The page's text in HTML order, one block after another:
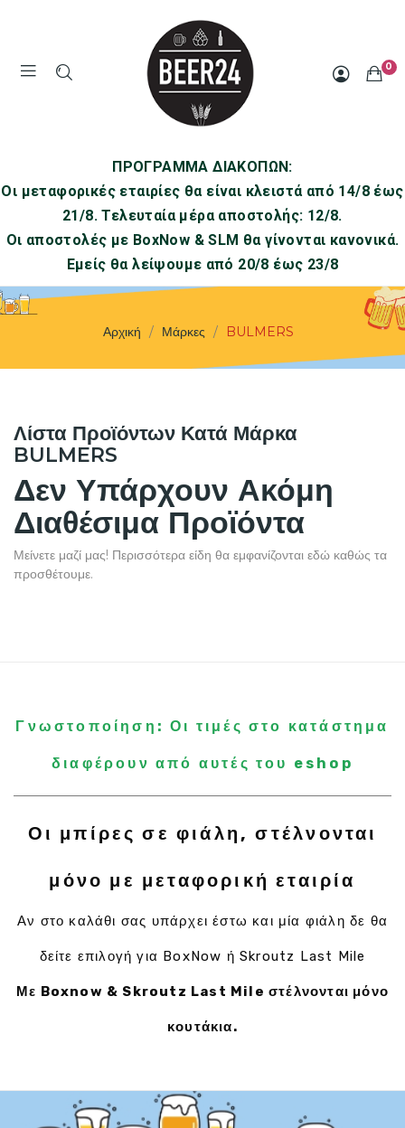
0
ΠΡΟΓΡΑΜΜΑ ΔΙΑΚΟΠΩΝ:
Οι μεταφορικές εταιρίες θα είναι κλειστά από 14/8 έως
21/8. Τελευταία μέρα αποστολής: 12/8.
Οι αποστολές με BoxNow & SLM θα γίνονται κανονικά.
Εμείς θα λείψουμε από 20/8 έως 23/8
Αρχική Μάρκες BULMERS
Λίστα Προϊόντων Κατά Μάρκα
BULMERS
Δεν Υπάρχουν Ακόμη
Διαθέσιμα Προϊόντα
Μείνετε μαζί μας! Περισσότερα είδη θα εμφανίζονται εδώ καθώς τα
προσθέτουμε.
Γνωστοποίηση: Οι τιμές στο κατάστημα
διαφέρουν από αυτές του eshop
Οι μπίρες σε φιάλη, στέλνονται
μόνο με μεταφορική εταιρία
Αν στο καλάθι σας υπάρχει έστω και μία φιάλη δε θα
δείτε επιλογή για BoxNow ή Skroutz Last Mile
Με Boxnow & Skroutz Last Mile στέλνονται μόνο
κουτάκια.